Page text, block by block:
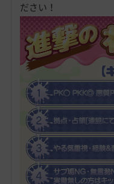
ださい！